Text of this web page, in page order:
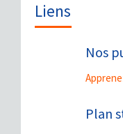
Liens
Nos
Plan